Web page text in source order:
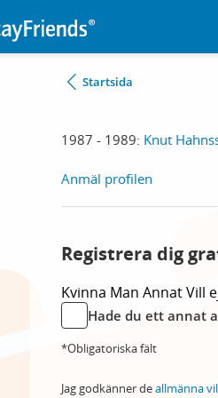
Startsida
1987 - 1989: Knut
Anmäl profilen
Registrera dig
Kvinna Man AnnatVill
Hade du ett annat
*Obligatoriska fält
Jag godkänner deallmänna